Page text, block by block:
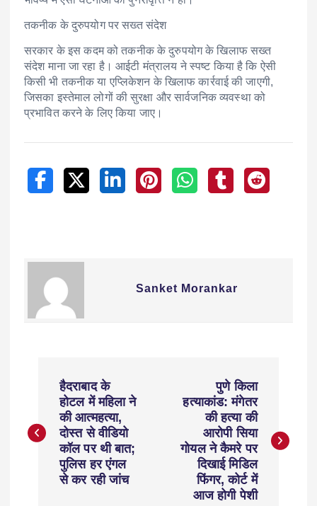
तकनीक के दुरुपयोग पर सख्त संदेश
सरकार के इस कदम को तकनीक के दुरुपयोग के खिलाफ सख्त
संदेश माना जा रहा है। आईटी मंत्रालय ने स्पष्ट किया है कि ऐसी
किसी भी तकनीक या एप्लिकेशन के खिलाफ कार्रवाई की जाएगी,
जिसका इस्तेमाल लोगों की सुरक्षा और सार्वजनिक व्यवस्था को
प्रभावित करने के लिए किया जाए।
Sanket Morankar
हैदराबाद के
होटल में महिला ने
की आत्महत्या,
दोस्त से वीडियो
कॉल पर थी बात;
पुलिस हर एंगल
से कर रही जांच
पुणे किला
हत्याकांड: मंगेतर
की हत्या की
आरोपी सिया
गोयल ने कैमरे पर
दिखाई मिडिल
फिंगर, कोर्ट में
आज होगी पेशी